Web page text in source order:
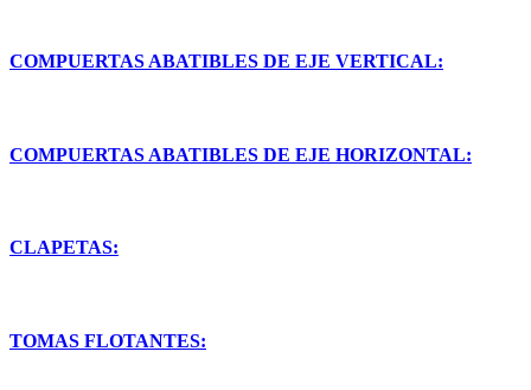
COMPUERTAS ABATIBLES DE EJE VERTICAL:
COMPUERTAS ABATIBLES DE EJE HORIZONTAL:
CLAPETAS:
TOMAS FLOTANTES: